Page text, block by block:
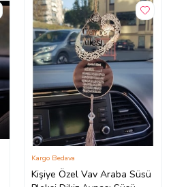
Kişiye Özel Vav Araba Süsü
Kargo Bedava